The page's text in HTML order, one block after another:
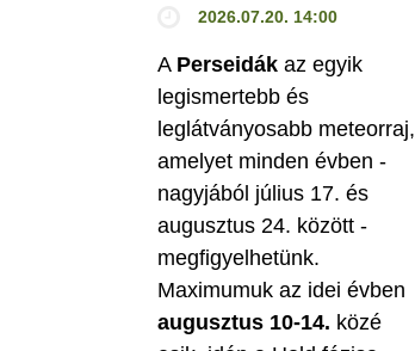
2026.07.20. 14:00
A Perseidák az egyik
legismertebb és
leglátványosabb meteorraj,
amelyet minden évben -
nagyjából július 17. és
augusztus 24. között -
megfigyelhetünk.
Maximumuk az idei évben
augusztus 10-14. közé